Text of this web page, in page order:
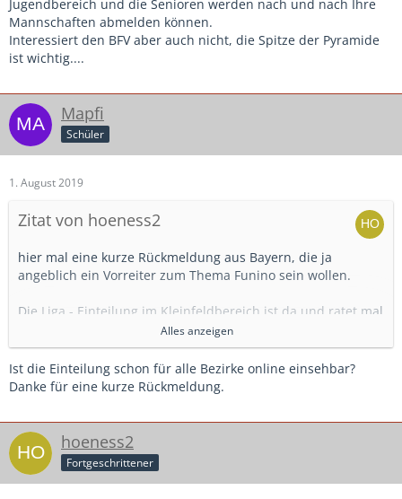
Jugendbereich und die Senioren werden nach und nach Ihre
Mannschaften abmelden können.
Interessiert den BFV aber auch nicht, die Spitze der Pyramide
ist wichtig....
Mapfi
Schüler
1. August 2019
Zitat von hoeness2
hier mal eine kurze Rückmeldung aus Bayern, die ja
angeblich ein Vorreiter zum Thema Funino sein wollen.
Die Liga - Einteilung im Kleinfeldbereich ist da und ratet mal
wieviel Funino gespielt wird?
Genau 0!
Für mich haben wir die größten Probleme im B - und A-
Ihre Mannschaften abmelden können.
Interessiert den BFV aber auch nicht, die Spitze der
Pyramide ist wichtig....
Alles anzeigen
Ist die Einteilung schon für alle Bezirke online einsehbar?
Danke für eine kurze Rückmeldung.
hoeness2
Fortgeschrittener